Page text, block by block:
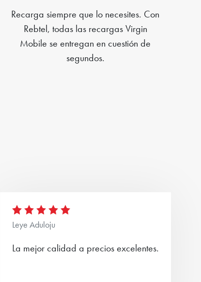
Recarga siempre que lo necesites. Con
Rebtel, todas las recargas Virgin
Mobile se entregan en cuestión de
segundos.
Leye Aduloju
La mejor calidad a precios excelentes.